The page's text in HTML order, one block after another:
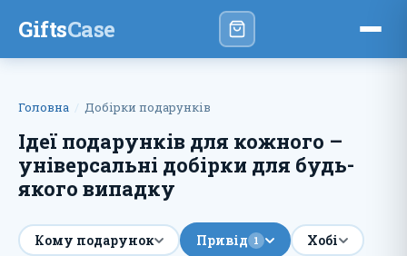
GiftsCase
Головна Добірки подарунків
Ідеї ​​подарунків для кожного –
універсальні добірки для будь-
якого випадку
Кому подарунок Привід 1 Хобі